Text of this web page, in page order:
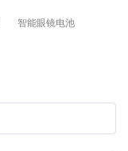
智能眼镜电池